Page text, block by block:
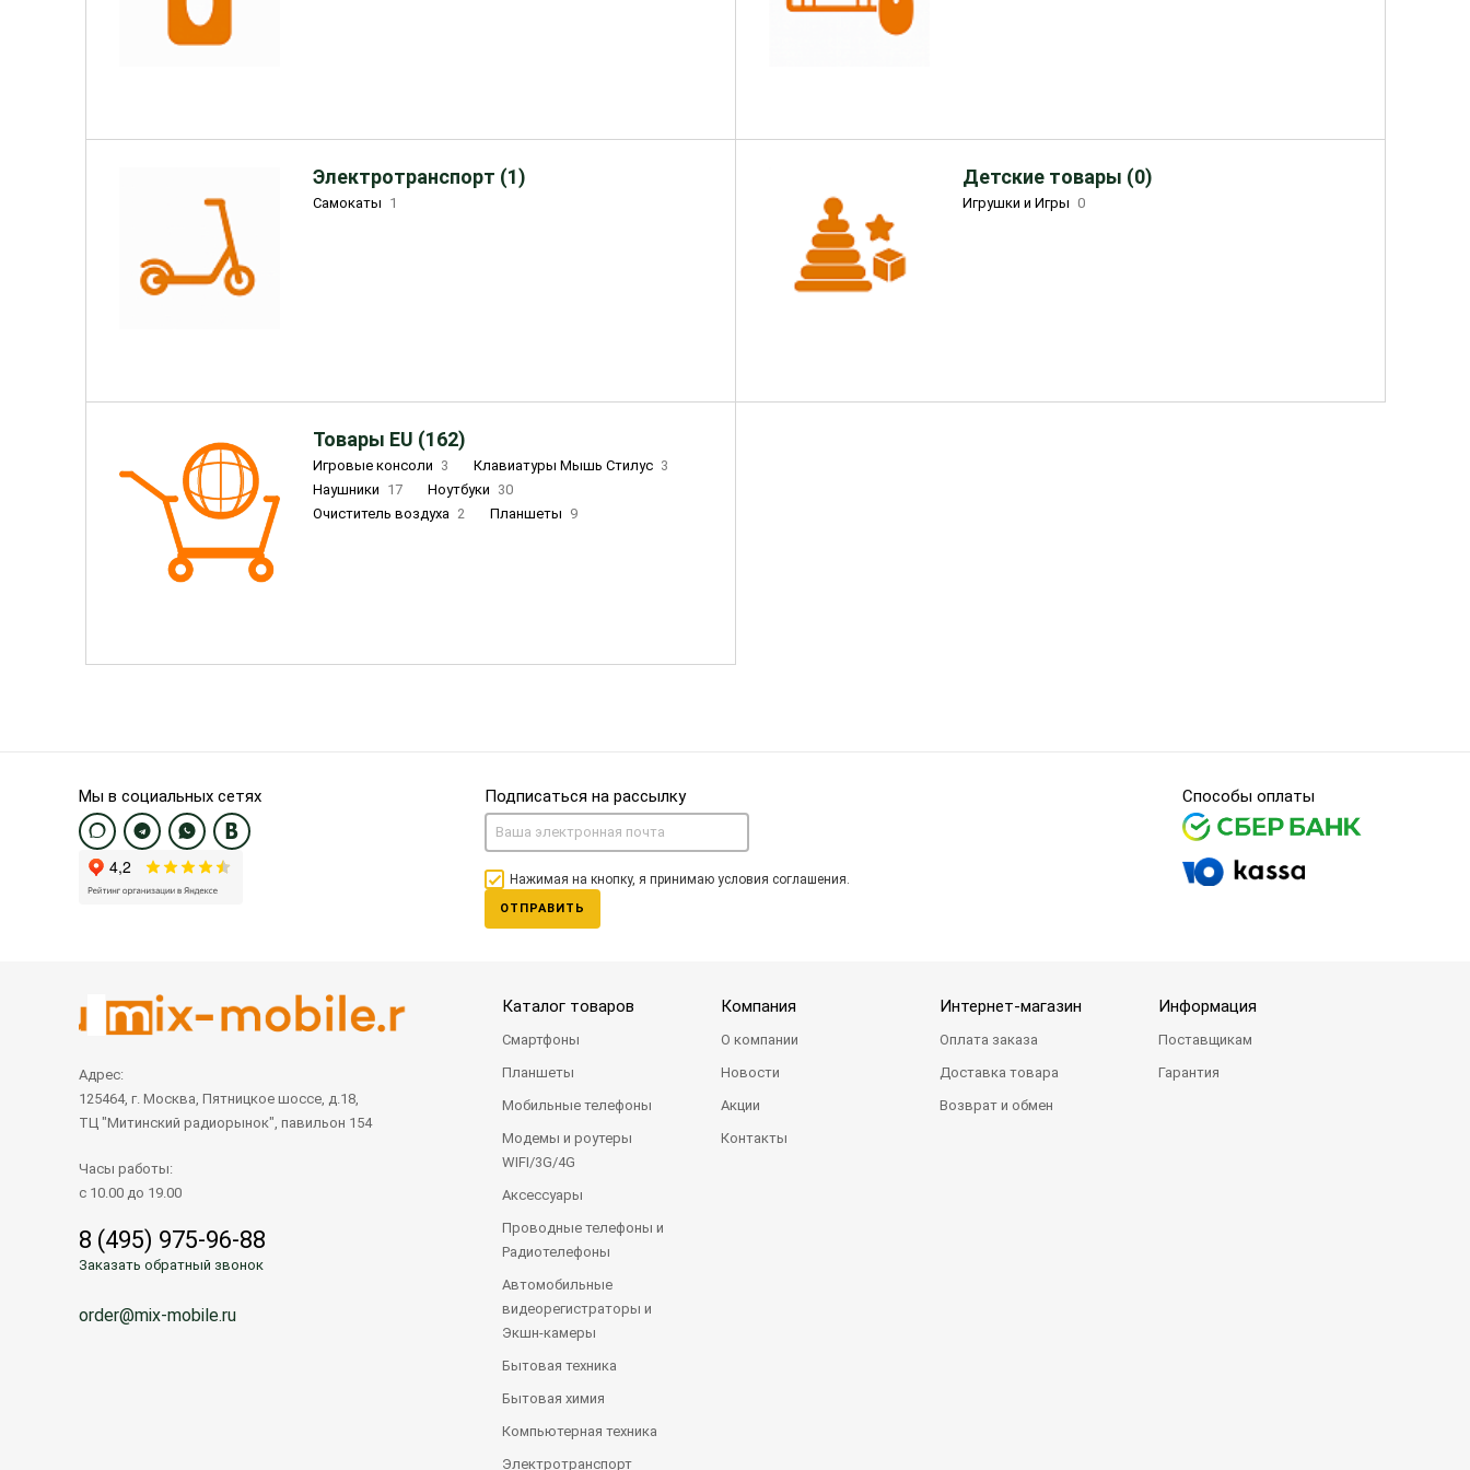
Электротранспорт (1)
Самокаты 1
Детские товары (0)
Игрушки и Игры 0
Товары EU (162)
Игровые консоли 3 Клавиатуры Мышь Стилус 3
Наушники 17 Ноутбуки 30
Очиститель воздуха 2 Планшеты 9
Мы в социальных сетях Подписаться на рассылку
Нажимая на кнопку, я принимаю условия соглашения.
ОТПРАВИТЬ
Способы оплаты
Адрес:
125464, г. Москва, Пятницкое шоссе, д.18,
ТЦ "Митинский радиорынок", павильон 154
Часы работы:
с 10.00 до 19.00
8 (495) 975-96-88
Заказать обратный звонок
order@mix-mobile.ru
Каталог товаров
Смартфоны
Планшеты
Мобильные телефоны
Модемы и роутеры
WIFI/3G/4G
Аксессуары
Проводные телефоны и
Радиотелефоны
Автомобильные
видеорегистраторы и
Экшн-камеры
Бытовая техника
Бытовая химия
Компьютерная техника
Электротранспорт
Компания
О компании
Новости
Акции
Контакты
Интернет-магазин
Оплата заказа
Доставка товара
Возврат и обмен
Информация
Поставщикам
Гарантия